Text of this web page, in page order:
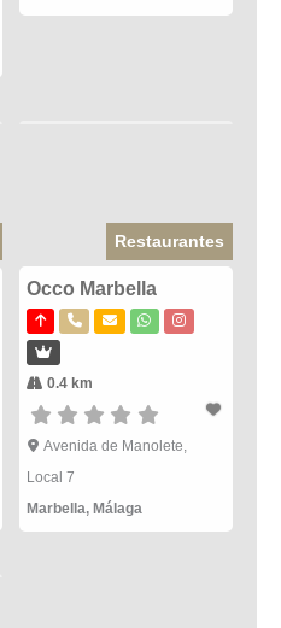
Restaurantes
Occo Marbella
0.4 km
Avenida de Manolete,
Local 7
Marbella, Málaga